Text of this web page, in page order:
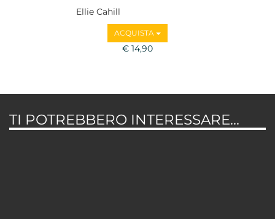
Ellie Cahill
ACQUISTA
€ 14,90
TI POTREBBERO INTERESSARE...